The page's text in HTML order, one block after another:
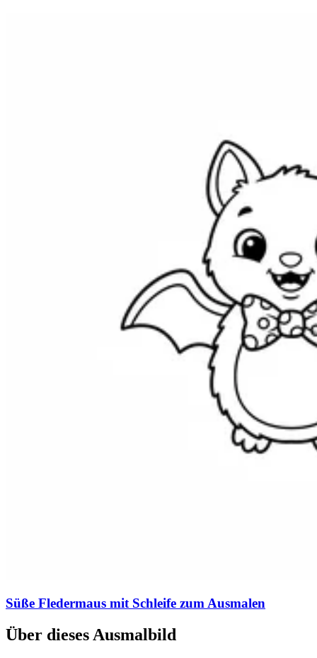
Süße Fledermaus mit Schleife zum Ausmalen
Über dieses Ausmalbild